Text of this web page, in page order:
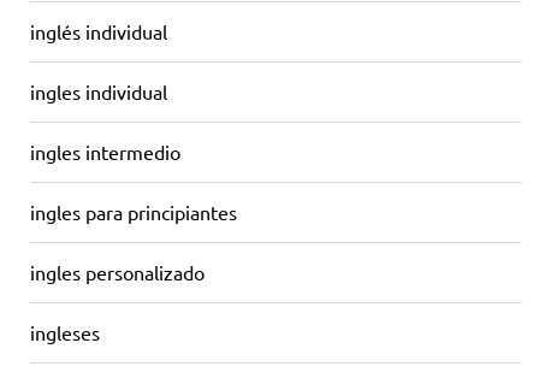
inglés individual
ingles individual
ingles intermedio
ingles para principiantes
ingles personalizado
ingleses